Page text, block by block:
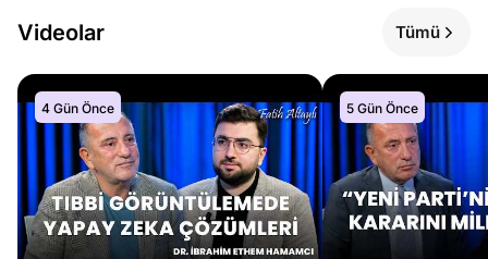
Videolar Tümü
4 Gün Önce 5 Gün Önce